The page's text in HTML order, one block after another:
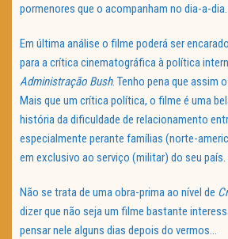
pormenores que o acompanham no dia-a-dia.
Em última análise o filme poderá ser
para a crítica cinematográfica à política
Administração Bush. Tenho pena que assim
Mais que um crítica política, o filme é uma
história da dificuldade de relacionamento
especialmente perante famílias (norte-
em exclusivo ao serviço (militar) do seu país.
Não se trata de uma obra-prima ao nível de
dizer que não seja um filme bastante
pensar nele alguns dias depois do vermos…